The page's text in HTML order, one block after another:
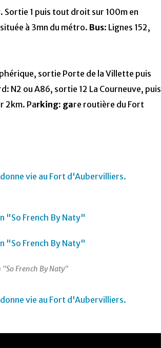
. Sortie 1 puis tout droit sur 100m en
à 3mn du métro. Bus: Lignes 152,
sortie Porte de la Villette puis
N2 ou A86, sortie 12 La Courneuve, puis
2km. Parking: gare routière du Fort
French By Naty"